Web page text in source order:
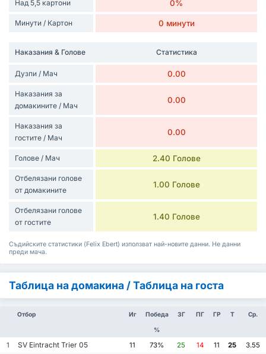
Над 5,5 картони 0%
Минути / Картон 0 минути
Наказания & Голове Статистика
Дузпи / Мач 0.00
Наказания за
домакините / Мач
0.00
Наказания за
гостите / Мач
0.00
Голове / Мач 2.40 Голове
Отбелязани голове
от домакините
1.00 Голове
Отбелязани голове
от гостите
1.40 Голове
Съдийските статистики (Felix Ebert) използват най-новите данни. Не данни
преди мача.
Таблица на домакина / Таблица на госта
Отбор Иг Победа
%
ЗГ ПГ ГР Т Ср.
1 SV Eintracht Trier 05 11 73% 25 14 11 25
3.55